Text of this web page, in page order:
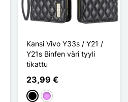
Kansi Vivo Y33s / Y21 /
Y21s Binfen väri tyyli
tikattu
23,99 €
MustaViolet Clair